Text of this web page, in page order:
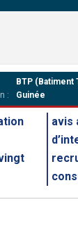
BTP (Batiment
:
Guinée
avis